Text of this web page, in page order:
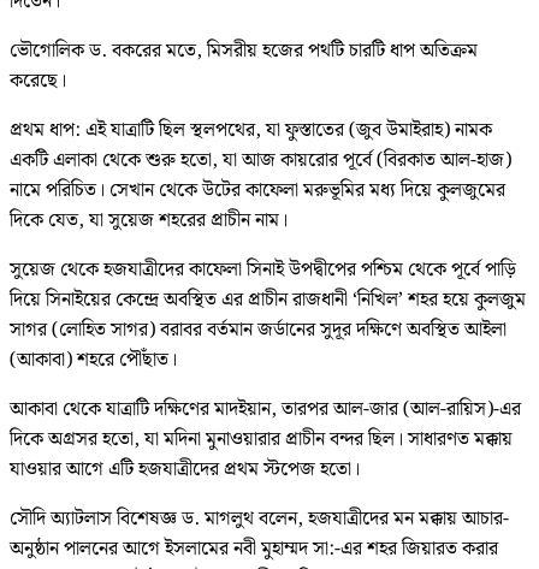
ভৌগোলিক ড. বকরের মতে, মিসরীয় হজের পথটি চারটি ধাপ অতিক্রম
করেছে।
প্রথম ধাপ: এই যাত্রাটি ছিল স্থলপথের, যা ফুস্তাতের (জুব উমাইরাহ) নামক
একটি এলাকা থেকে শুরু হতো, যা আজ কায়রোর পূর্বে (বিরকাত আল-হাজ)
নামে পরিচিত। সেখান থেকে উটের কাফেলা মরুভূমির মধ্য দিয়ে কুলজুমের
দিকে যেত, যা সুয়েজ শহরের প্রাচীন নাম।
সুয়েজ থেকে হজযাত্রীদের কাফেলা সিনাই উপদ্বীপের পশ্চিম থেকে পূর্বে পাড়ি
দিয়ে সিনাইয়ের কেন্দ্রে অবস্থিত এর প্রাচীন রাজধানী ‘নিখিল’ শহর হয়ে কুলজুম
সাগর (লোহিত সাগর) বরাবর বর্তমান জর্ডানের সুদূর দক্ষিণে অবস্থিত আইলা
(আকাবা) শহরে পৌঁছাত।
আকাবা থেকে যাত্রাটি দক্ষিণের মাদইয়ান, তারপর আল-জার (আল-রায়িস)-এর
দিকে অগ্রসর হতো, যা মদিনা মুনাওয়ারার প্রাচীন বন্দর ছিল। সাধারণত মক্কায়
যাওয়ার আগে এটি হজযাত্রীদের প্রথম স্টপেজ হতো।
সৌদি অ্যাটলাস বিশেষজ্ঞ ড. মাগলুথ বলেন, হজযাত্রীদের মন মক্কায় আচার-
অনুষ্ঠান পালনের আগে ইসলামের নবী মুহাম্মদ সা:-এর শহর জিয়ারত করার